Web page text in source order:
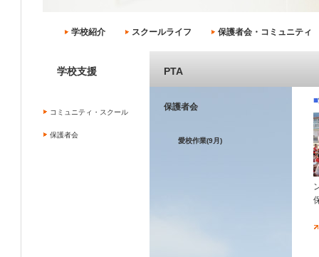
学校紹介 スクールライフ 保護者会・コミュニティ
PTA
■
保護者会
愛校作業(9月)
学校支援
コミュニティ・スクール
保護者会